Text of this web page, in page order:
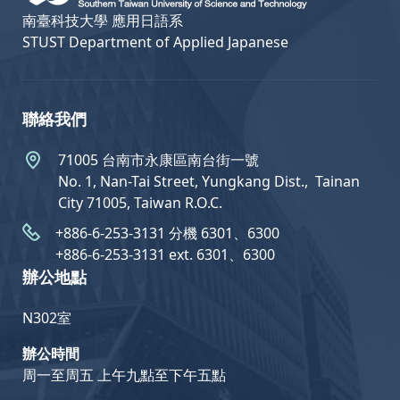
南臺科技大學 應用日語系
STUST Department of Applied Japanese
聯絡我們
71005 台南市永康區南台街一號
No. 1, Nan-Tai Street, Yungkang Dist.,  Tainan
City 71005, Taiwan R.O.C.
+886-6-253-3131 分機 6301、6300
+886-6-253-3131 ext. 6301、6300
辦公地點
N302室
辦公時間
周一至周五 上午九點至下午五點